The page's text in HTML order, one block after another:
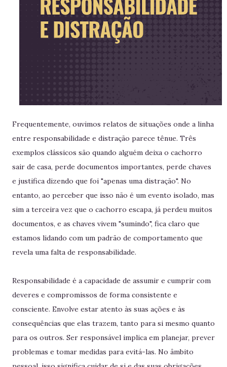
Frequentemente, ouvimos relatos de situações onde a linha
entre responsabilidade e distração parece tênue. Três
exemplos clássicos são quando alguém deixa o cachorro
sair de casa, perde documentos importantes, perde chaves
e justifica dizendo que foi "apenas uma distração". No
entanto, ao perceber que isso não é um evento isolado, mas
sim a terceira vez que o cachorro escapa, já perdeu muitos
documentos, e as chaves vivem "sumindo", fica claro que
estamos lidando com um padrão de comportamento que
revela uma falta de responsabilidade.
Responsabilidade é a capacidade de assumir e cumprir com
deveres e compromissos de forma consistente e
consciente. Envolve estar atento às suas ações e às
consequências que elas trazem, tanto para si mesmo quanto
para os outros. Ser responsável implica em planejar, prever
problemas e tomar medidas para evitá-las. No âmbito